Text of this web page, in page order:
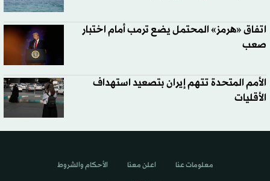
اتفاق «هرمز» المحتمل يضع ترمب أمام اختبار
صعب
الأمم المتحدة تتهم إيران بتصعيد استهداف
الأقليات
معلومات عنا اعلن معنا الأحكام والشروط